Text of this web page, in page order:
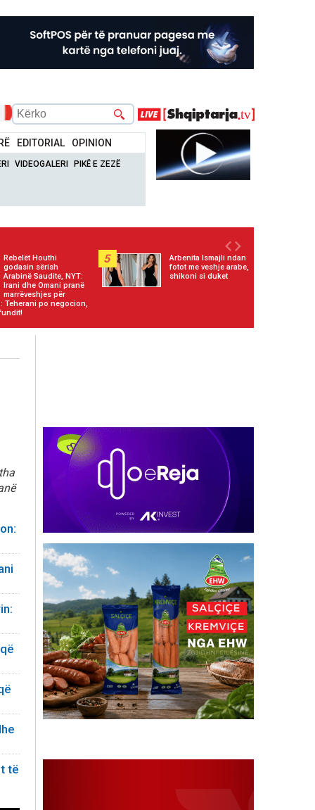
EDITORIAL OPINION
VIDEOGALERI PIKË E ZEZË
Rebelët Houthi
godasin sërish
Arabinë Saudite, NYT:
Irani dhe Omani pranë
marrëveshjes për
Teherani po negocion,
5
Arbenita Ismajli ndan
fotot me veshje arabe,
shikoni si duket
të